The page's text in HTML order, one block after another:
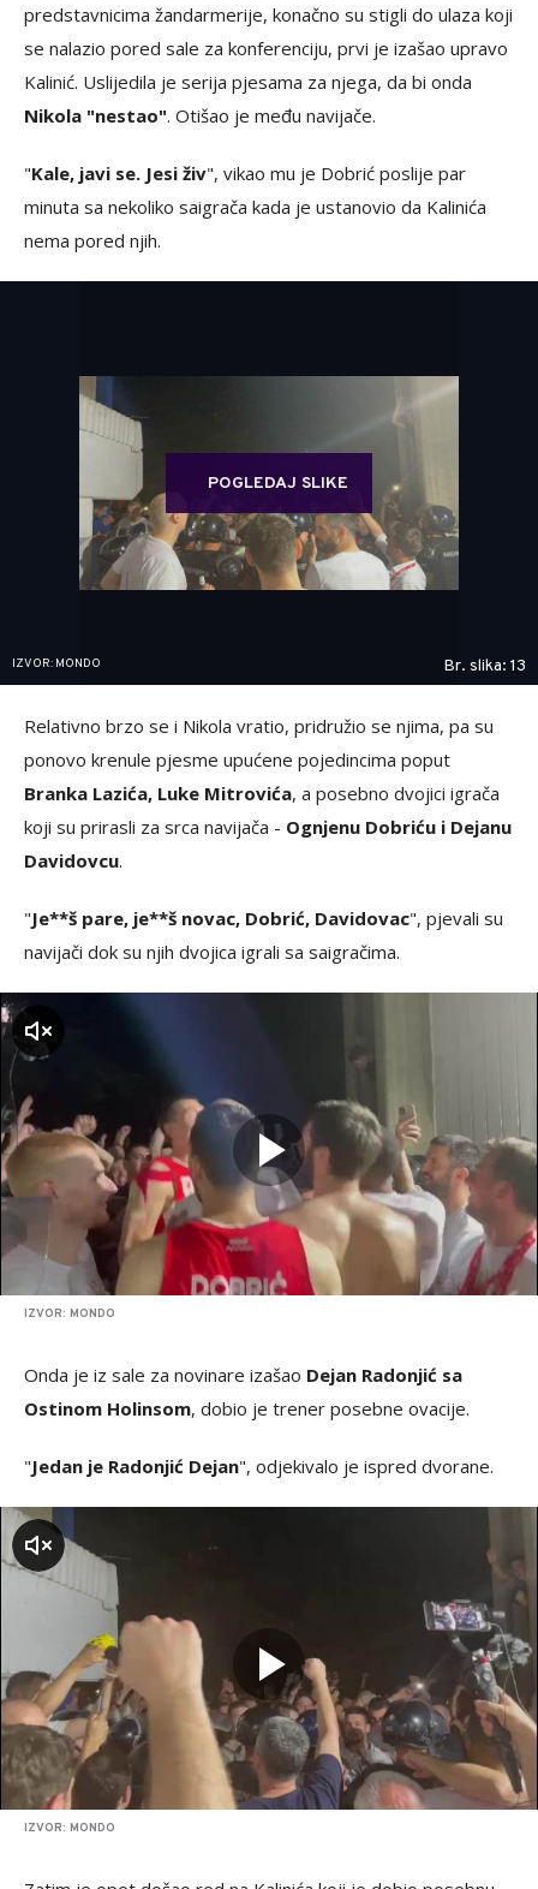
predstavnicima žandarmerije, konačno su stigli do ulaza koji
se nalazio pored sale za konferenciju, prvi je izašao upravo
Kalinić. Uslijedila je serija pjesama za njega, da bi onda
Nikola "nestao". Otišao je među navijače.
"Kale, javi se. Jesi živ", vikao mu je Dobrić poslije par
minuta sa nekoliko saigrača kada je ustanovio da Kalinića
nema pored njih.
POGLEDAJ SLIKE
IZVOR: MONDO Br. slika: 13
Relativno brzo se i Nikola vratio, pridružio se njima, pa su
ponovo krenule pjesme upućene pojedincima poput
Branka Lazića, Luke Mitrovića, a posebno dvojici igrača
koji su prirasli za srca navijača - Ognjenu Dobriću i Dejanu
Davidovcu.
"Je**š pare, je**š novac, Dobrić, Davidovac", pjevali su
navijači dok su njih dvojica igrali sa saigračima.
IZVOR: MONDO
Onda je iz sale za novinare izašao Dejan Radonjić sa
Ostinom Holinsom, dobio je trener posebne ovacije.
"Jedan je Radonjić Dejan", odjekivalo je ispred dvorane.
IZVOR: MONDO